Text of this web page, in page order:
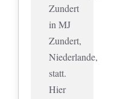
Zundert
in MJ
Zundert,
Niederlande,
statt.
Hier